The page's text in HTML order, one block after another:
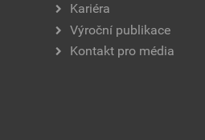
Kariéra
Výroční publikace
Kontakt pro média